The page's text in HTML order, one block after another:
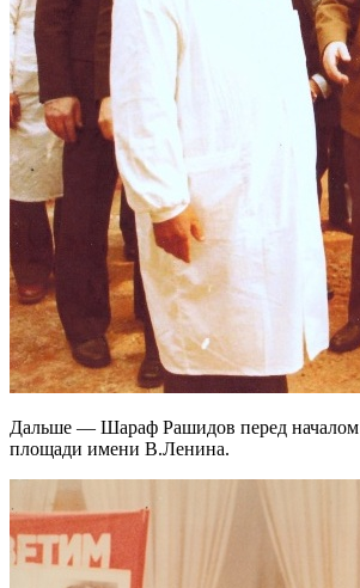
Дальше — Шараф Рашидов перед началом
площади имени В.Ленина.